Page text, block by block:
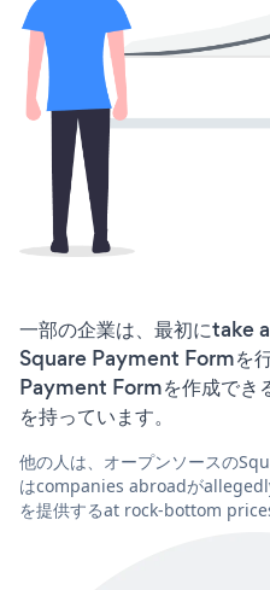
一部の企業は、最初にtake
Square Payment Formを
Payment Formを作成でき
を持っています。
他の人は、オープンソースの
はcompanies abroadが
を提供するat rock-bottom